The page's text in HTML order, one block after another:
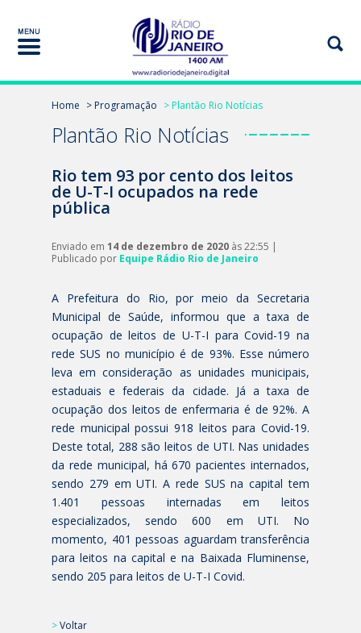
Home > Programação > Plantão Rio Notícias
Plantão Rio Notícias
Rio tem 93 por cento dos leitos
de U-T-I ocupados na rede
pública
Enviado em 14 de dezembro de 2020 às 22:55 |
Publicado por Equipe Rádio Rio de Janeiro
A Prefeitura do Rio, por meio da Secretaria
Municipal de Saúde, informou que a taxa de
ocupação de leitos de U-T-I para Covid-19 na
rede SUS no município é de 93%. Esse número
leva em consideração as unidades municipais,
estaduais e federais da cidade. Já a taxa de
ocupação dos leitos de enfermaria é de 92%. A
rede municipal possui 918 leitos para Covid-19.
Deste total, 288 são leitos de UTI. Nas unidades
da rede municipal, há 670 pacientes internados,
sendo 279 em UTI. A rede SUS na capital tem
1.401 pessoas internadas em leitos
especializados, sendo 600 em UTI. No
momento, 401 pessoas aguardam transferência
para leitos na capital e na Baixada Fluminense,
sendo 205 para leitos de U-T-I Covid.
>Voltar